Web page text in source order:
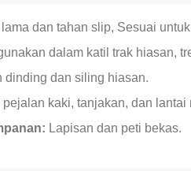
dan tahan slip, Sesuai
dalam katil trak hiasan,
dinding dan siling hiasan.
pejalan kaki, tanjakan, dan lantai
Lapisan dan peti bekas.